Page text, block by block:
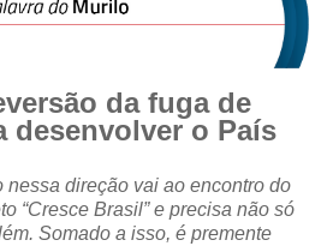
da fuga de
desenvolver o País
nessa direção vai ao encontro do
“Cresce Brasil” e precisa não só
Somado a isso, é premente